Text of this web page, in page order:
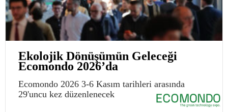
Ekolojik Dönüşümün Geleceği
Ecomondo 2026’da
Ecomondo 2026 3-6 Kasım tarihleri arasında
29'uncu kez düzenlenecek